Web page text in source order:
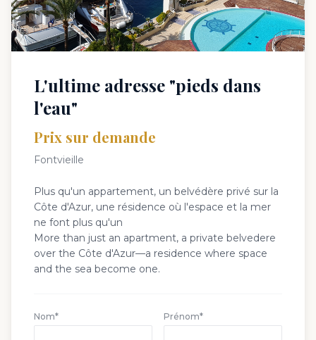
L'ultime adresse "pieds dans
l'eau"
Prix sur demande
Fontvieille
Plus qu'un appartement, un belvédère privé sur la
Côte d'Azur, une résidence où l'espace et la mer
ne font plus qu'un
More than just an apartment, a private belvedere
over the Côte d'Azur—a residence where space
and the sea become one.
Nom* Prénom*